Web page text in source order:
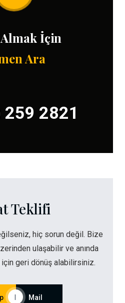
İçin
Ara
2821
Teklifi
hiç sorun değil. Bize
ulaşabilir ve anında
geri dönüş alabilirsiniz.
Mail